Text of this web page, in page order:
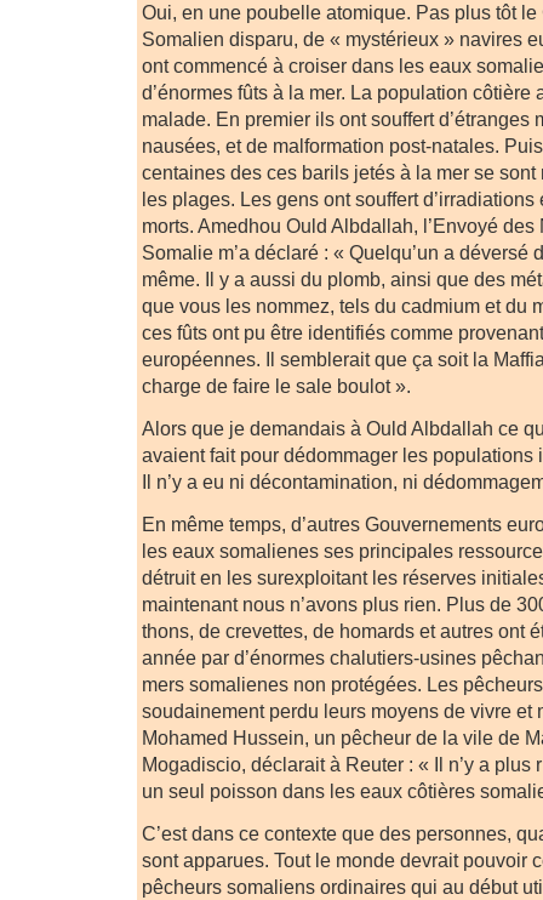
Oui, en une poubelle atomique. Pas plus tôt le
Somalien disparu, de « mystérieux » navires
ont commencé à croiser dans les eaux
d’énormes fûts à la mer. La population côtière
malade. En premier ils ont souffert d’étranges
nausées, et de malformation post-natales.
centaines des ces barils jetés à la mer se sont
les plages. Les gens ont souffert
morts. Amedhou Ould Albdallah, l’Envoyé
Somalie m’a déclaré : « Quelqu’un a déversé
même. Il y a aussi du plomb, ainsi que des
que vous les nommez, tels du cadmium et du
ces fûts ont pu être identifiés comme
européennes. Il semblerait que ça soit la
charge de faire le sale boulot ».
Alors que je demandais à Ould Albdallah ce
avaient fait pour dédommager les populations
Il n’y a eu ni décontamination, ni
En même temps, d’autres Gouvernements
les eaux somalienes ses principales
détruit en les surexploitant les réserves
maintenant nous n’avons plus rien. Plus de
thons, de crevettes, de homards et autres ont
année par d’énormes chalutiers-usines
mers somalienes non protégées. Les
soudainement perdu leurs moyens de vivre et
Mohamed Hussein, un pêcheur de la vile de
Mogadiscio, déclarait à Reuter : « Il n’y a plus
un seul poisson dans les eaux côtières
C’est dans ce contexte que des personnes,
sont apparues. Tout le monde devrait pouvoir
pêcheurs somaliens ordinaires qui au début